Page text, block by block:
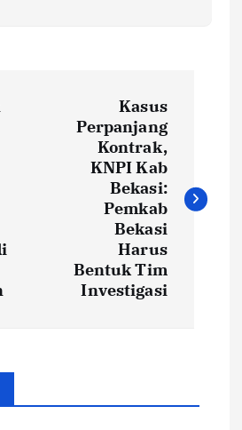
Kasus
Perpanjang
Kontrak,
KNPI Kab
Bekasi:
Pemkab
Bekasi
Harus
Bentuk Tim
Investigasi